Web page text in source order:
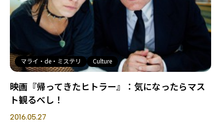
マライ・de・ミステリ Culture
映画『帰ってきたヒトラー』：気になったらマス
ト観るべし！
2016.05.27